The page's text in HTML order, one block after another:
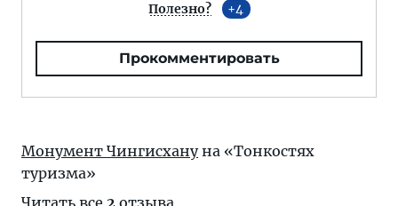
Полезно? 4
Прокомментировать
Монумент Чингисхануна «Тонкостях
туризма»
Читать все 2 отзыва